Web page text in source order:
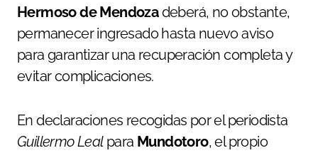
Hermoso de Mendozadeberá, no obstante,
permanecer ingresado hasta nuevo aviso
para garantizar una recuperación completa y
evitar complicaciones.
En declaraciones recogidas por el periodista
Guillermo Lealpara Mundotoro, el propio